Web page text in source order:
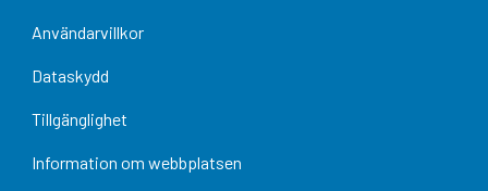
Användarvillkor
Dataskydd
Tillgänglighet
Information om webbplatsen